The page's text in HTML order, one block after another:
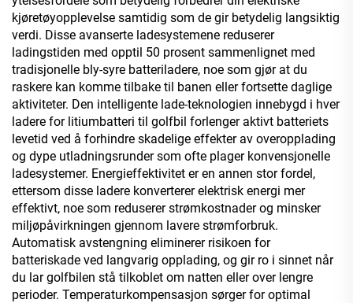
kjøretøyopplevelse samtidig som de gir betydelig langsiktig
verdi. Disse avanserte ladesystemene reduserer
ladingstiden med opptil 50 prosent sammenlignet med
tradisjonelle bly-syre batteriladere, noe som gjør at du
raskere kan komme tilbake til banen eller fortsette daglige
aktiviteter. Den intelligente lade-teknologien innebygd i hver
ladere for litiumbatteri til golfbil forlenger aktivt batteriets
levetid ved å forhindre skadelige effekter av overopplading
og dype utladningsrunder som ofte plager konvensjonelle
ladesystemer. Energieffektivitet er en annen stor fordel,
ettersom disse ladere konverterer elektrisk energi mer
effektivt, noe som reduserer strømkostnader og minsker
miljøpåvirkningen gjennom lavere strømforbruk.
Automatisk avstengning eliminerer risikoen for
batteriskade ved langvarig opplading, og gir ro i sinnet når
du lar golfbilen stå tilkoblet om natten eller over lengre
perioder. Temperaturkompensasjon sørger for optimal